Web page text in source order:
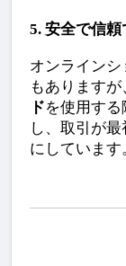
5. 安全で信頼
オンライン
もありますが
ドを使用す
し、取引が
にしています